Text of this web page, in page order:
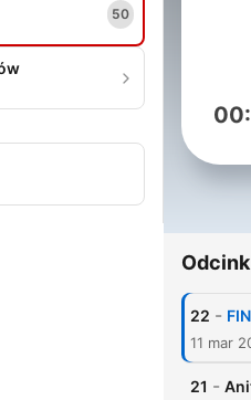
50
22 -
11 mar
21 -